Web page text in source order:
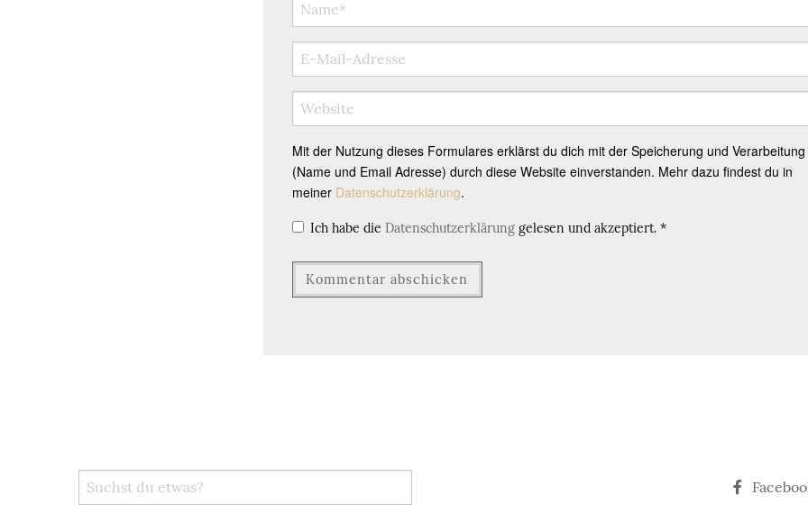
Mit der Nutzung dieses Formulares erklärst du dich mit der Speicherung und
(Name und Email Adresse) durch diese Website einverstanden. Mehr dazu findest du in
meiner Datenschutzerklärung.
Ich habe die Datenschutzerklärung gelesen und akzeptiert. *